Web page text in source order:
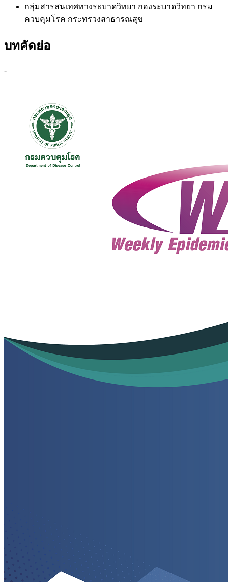
กลุ่มสารสนเทศทางระบาดวิทยา กองระบาดวิทยา กรม
ควบคุมโรค กระทรวงสาธารณสุข
บทคัดย่อ
-